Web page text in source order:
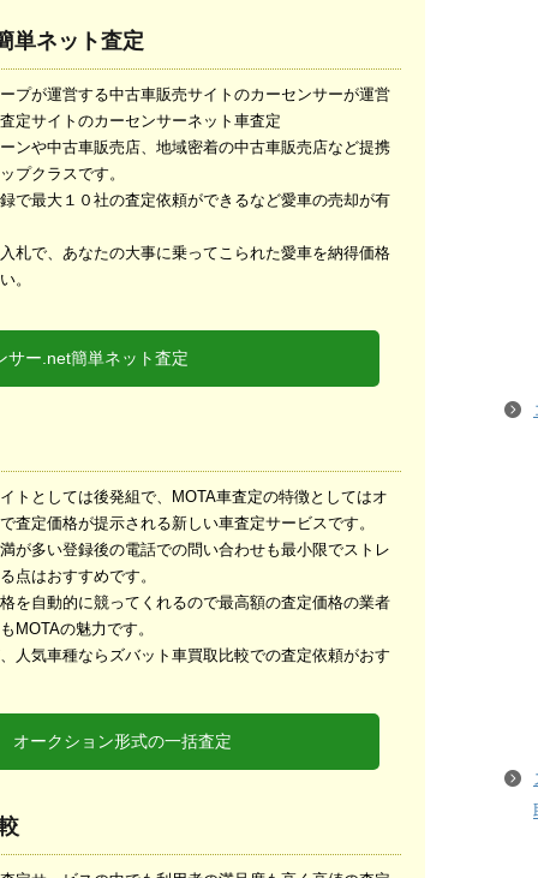
単ネット査定
プが運営する中古車販売サイトのカーセンサーが運営
定サイトのカーセンサーネット車査定
ンや中古車販売店、地域密着の中古車販売店など提携
プクラスです。
で最大１０社の査定依頼ができるなど愛車の売却が有
札で、あなたの大事に乗ってこられた愛車を納得価格
。
サー.net簡単ネット査定
トとしては後発組で、MOTA車査定の特徴としてはオ
査定価格が提示される新しい車査定サービスです。
が多い登録後の電話での問い合わせも最小限でストレ
点はおすすめです。
を自動的に競ってくれるので最高額の査定価格の業者
MOTAの魅力です。
人気車種ならズバット車買取比較での査定依頼がおす
ークション形式の一括査定